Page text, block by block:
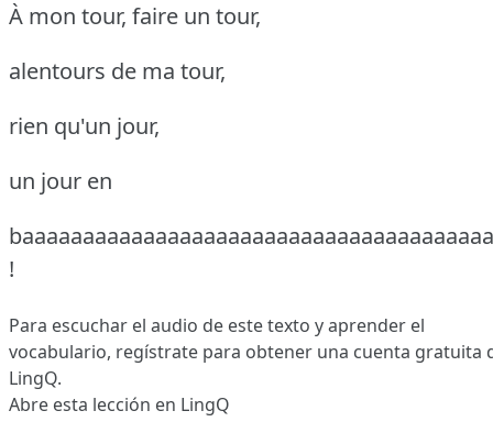
À mon tour, faire un tour,
alentours de ma tour,
rien qu'un jour,
un jour en
!
Para escuchar el audio de este texto y aprender el
vocabulario, regístrate para obtener una cuenta gratuita
LingQ.
Abre esta lección en LingQ